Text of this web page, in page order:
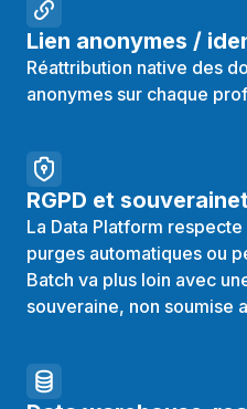
Lien anonymes /
Réattribution native des
anonymes sur chaque
RGPD et
La Data Platform
purges automatiques ou
Batch va plus loin avec
souveraine, non soumise